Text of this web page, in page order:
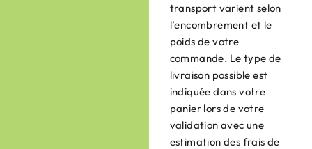
transport varient selon
l’encombrement et le
poids de votre
commande. Le type de
livraison possible est
indiquée dans votre
panier lors de votre
validation avec une
estimation des frais de